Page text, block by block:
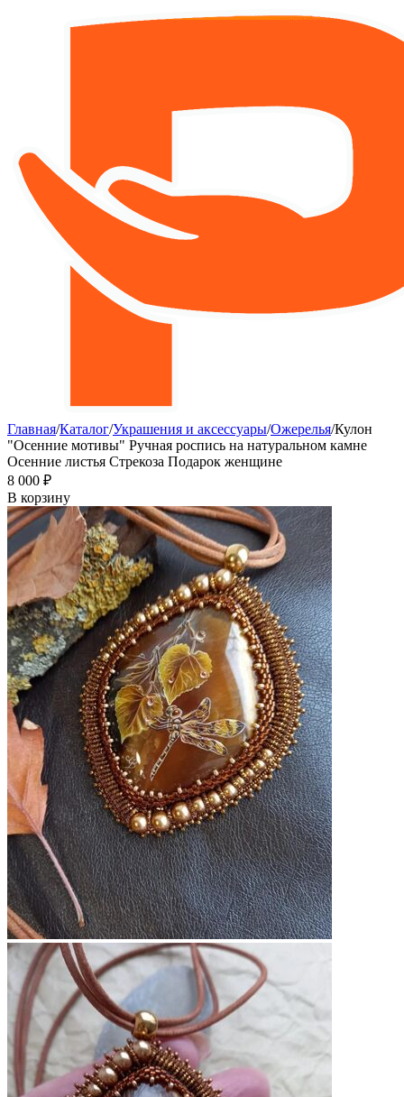
Главная/Каталог/Украшения и аксессуары/Ожерелья/Кулон
"Осенние мотивы" Ручная роспись на натуральном камне
Осенние листья Стрекоза Подарок женщине
8 000 ₽
В корзину